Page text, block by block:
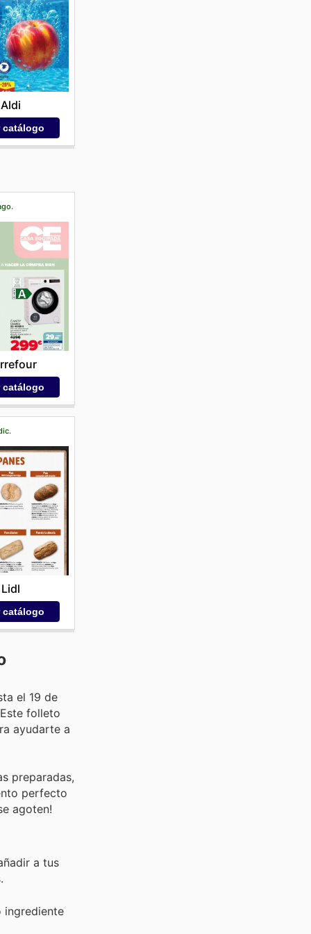
Aldi
catálogo
catálogo
Lidl
catálogo
el 19 de
folleto
ayudarte a
preparadas,
perfecto
agoten!
a tus
ingrediente